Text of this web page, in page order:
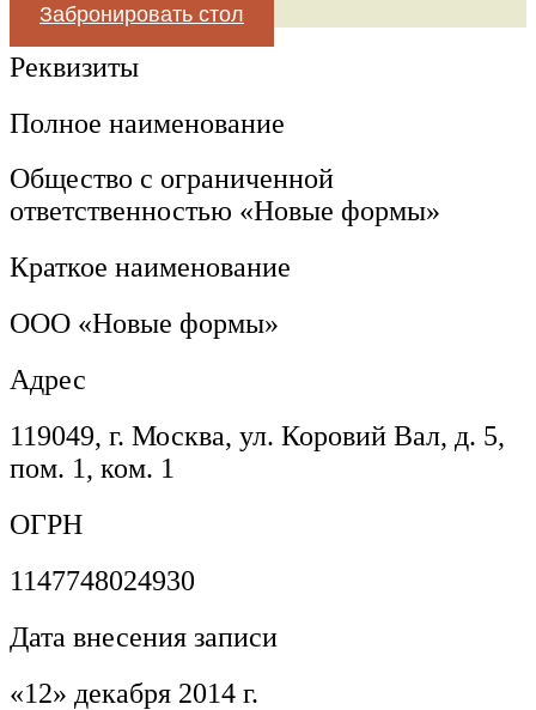
Забронировать стол
Реквизиты
Полное наименование
Общество с ограниченной
ответственностью «Новые формы»
Краткое наименование
ООО «Новые формы»
Адрес
119049, г. Москва, ул. Коровий Вал, д. 5,
пом. 1, ком. 1
ОГРН
1147748024930
Дата внесения записи
«12» декабря 2014 г.